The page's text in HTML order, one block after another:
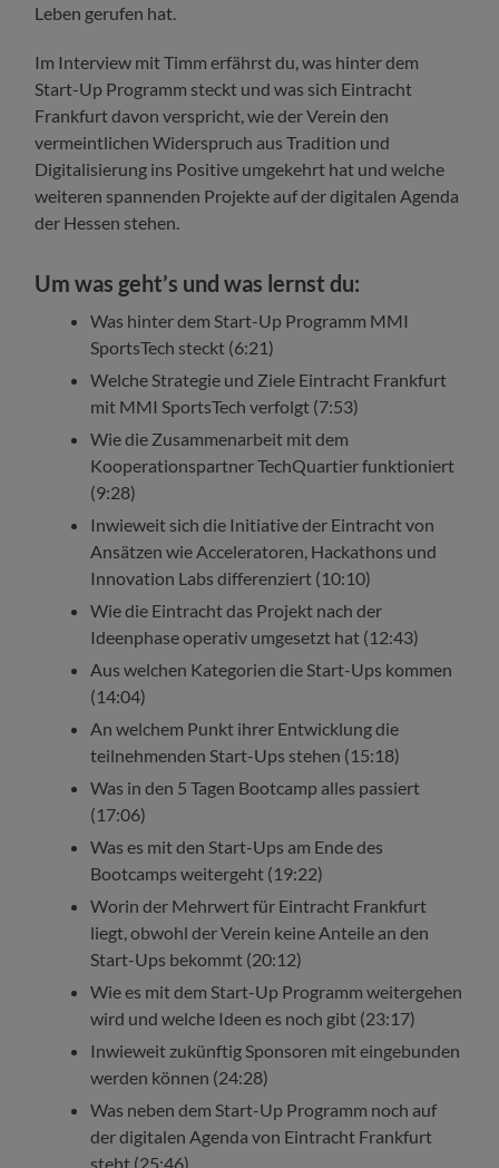
Leben gerufen hat.
Im Interview mit Timm erfährst du, was hinter dem
Start-Up Programm steckt und was sich Eintracht
Frankfurt davon verspricht, wie der Verein den
vermeintlichen Widerspruch aus Tradition und
Digitalisierung ins Positive umgekehrt hat und welche
weiteren spannenden Projekte auf der digitalen Agenda
der Hessen stehen.
Um was geht’s und was lernst du:
Was hinter dem Start-Up Programm MMI
SportsTech steckt (6:21)
Welche Strategie und Ziele Eintracht Frankfurt
mit MMI SportsTech verfolgt (7:53)
Wie die Zusammenarbeit mit dem
Kooperationspartner TechQuartier funktioniert
(9:28)
Inwieweit sich die Initiative der Eintracht von
Ansätzen wie Acceleratoren, Hackathons und
Innovation Labs differenziert (10:10)
Wie die Eintracht das Projekt nach der
Ideenphase operativ umgesetzt hat (12:43)
Aus welchen Kategorien die Start-Ups kommen
(14:04)
An welchem Punkt ihrer Entwicklung die
teilnehmenden Start-Ups stehen (15:18)
Was in den 5 Tagen Bootcamp alles passiert
(17:06)
Was es mit den Start-Ups am Ende des
Bootcamps weitergeht (19:22)
Worin der Mehrwert für Eintracht Frankfurt
liegt, obwohl der Verein keine Anteile an den
Start-Ups bekommt (20:12)
Wie es mit dem Start-Up Programm weitergehen
wird und welche Ideen es noch gibt (23:17)
Inwieweit zukünftig Sponsoren mit eingebunden
werden können (24:28)
Was neben dem Start-Up Programm noch auf
der digitalen Agenda von Eintracht Frankfurt
steht (25:46)